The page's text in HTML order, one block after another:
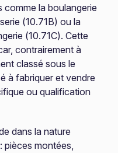
la boulangerie
(10.71B) ou la
(10.71C). Cette
contrairement à
classé sous le
à fabriquer et vendre
ou qualification
dans la nature
pièces montées,